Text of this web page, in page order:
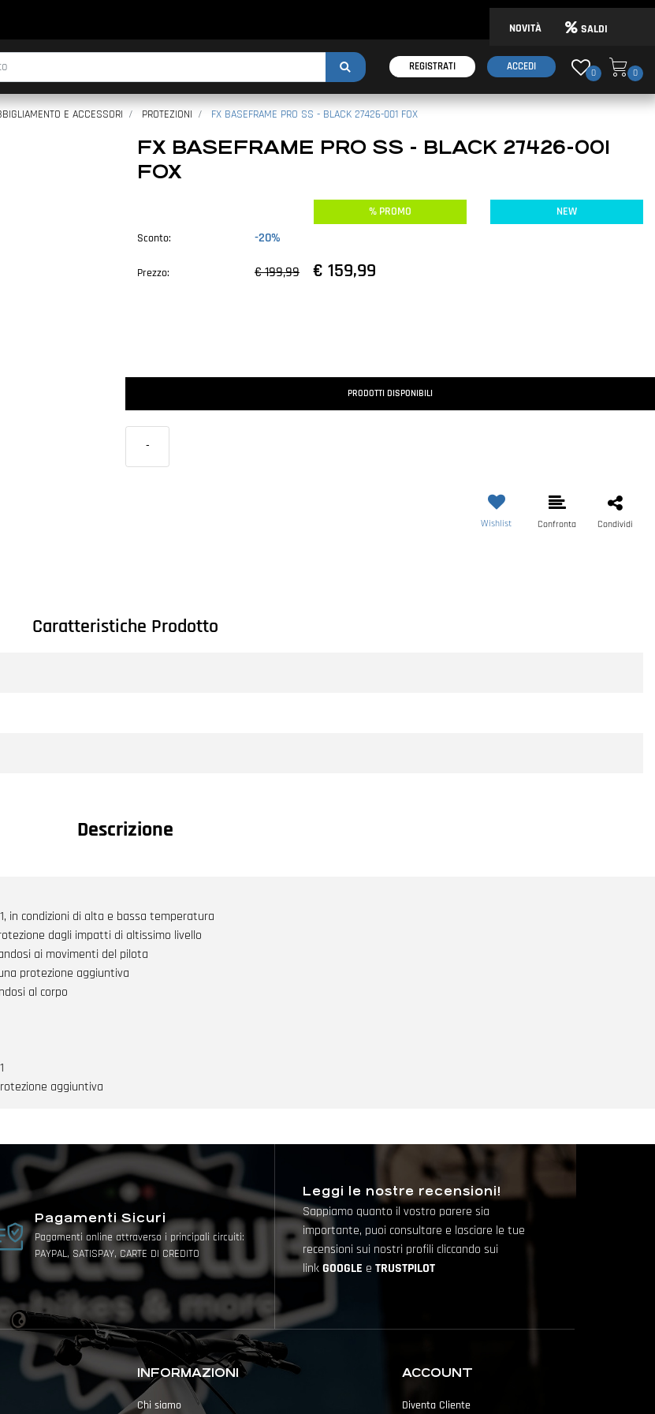
NOVITÀ SALDI
aggiorna automaticamente gli altri filtri disponibili.
REGISTRATI ACCEDI
0 0
E ACCESSORI PROTEZIONI FX BASEFRAME PRO SS - BLACK 27426-001 FOX
FX BASEFRAME PRO SS - BLACK 27426-001
FOX
% PROMO
NEW
Sconto:
-20%
Prezzo: € 199,99 € 159,99
PRODOTTI DISPONIBILI
-
Wishlist Confronta Condividi
Caratteristiche Prodotto
Descrizione
in condizioni di alta e bassa temperatura
dagli impatti di altissimo livello
ai movimenti del pilota
protezione aggiuntiva
al corpo
aggiuntiva
Pagamenti Sicuri
Pagamenti online attraverso i principali circuiti:
PAYPAL, SATISPAY, CARTE DI CREDITO
Leggi le nostre recensioni!
Sappiamo quanto il vostro parere sia
importante, puoi consultare e lasciare le tue
recensioni sui nostri profili cliccando sui
linkGOOGLE e TRUSTPILOT
INFORMAZIONI
Chi siamo
ACCOUNT
Diventa Cliente